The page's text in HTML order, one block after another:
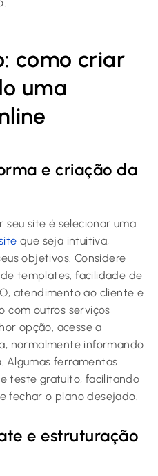
como criar
uma
e criação da
seu site é selecionar uma
que seja intuitiva,
objetivos. Considere
templates, facilidade de
atendimento ao cliente e
com outros serviços
opção, acesse a
normalmente informando
Algumas ferramentas
teste gratuito, facilitando
fechar o plano desejado.
e estruturação